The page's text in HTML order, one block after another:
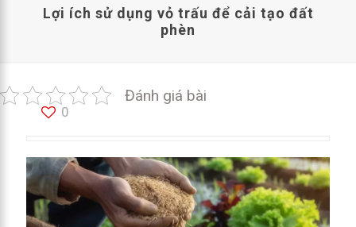
Lợi ích sử dụng vỏ trấu để cải tạo đất
phèn
Đánh giá bài
0